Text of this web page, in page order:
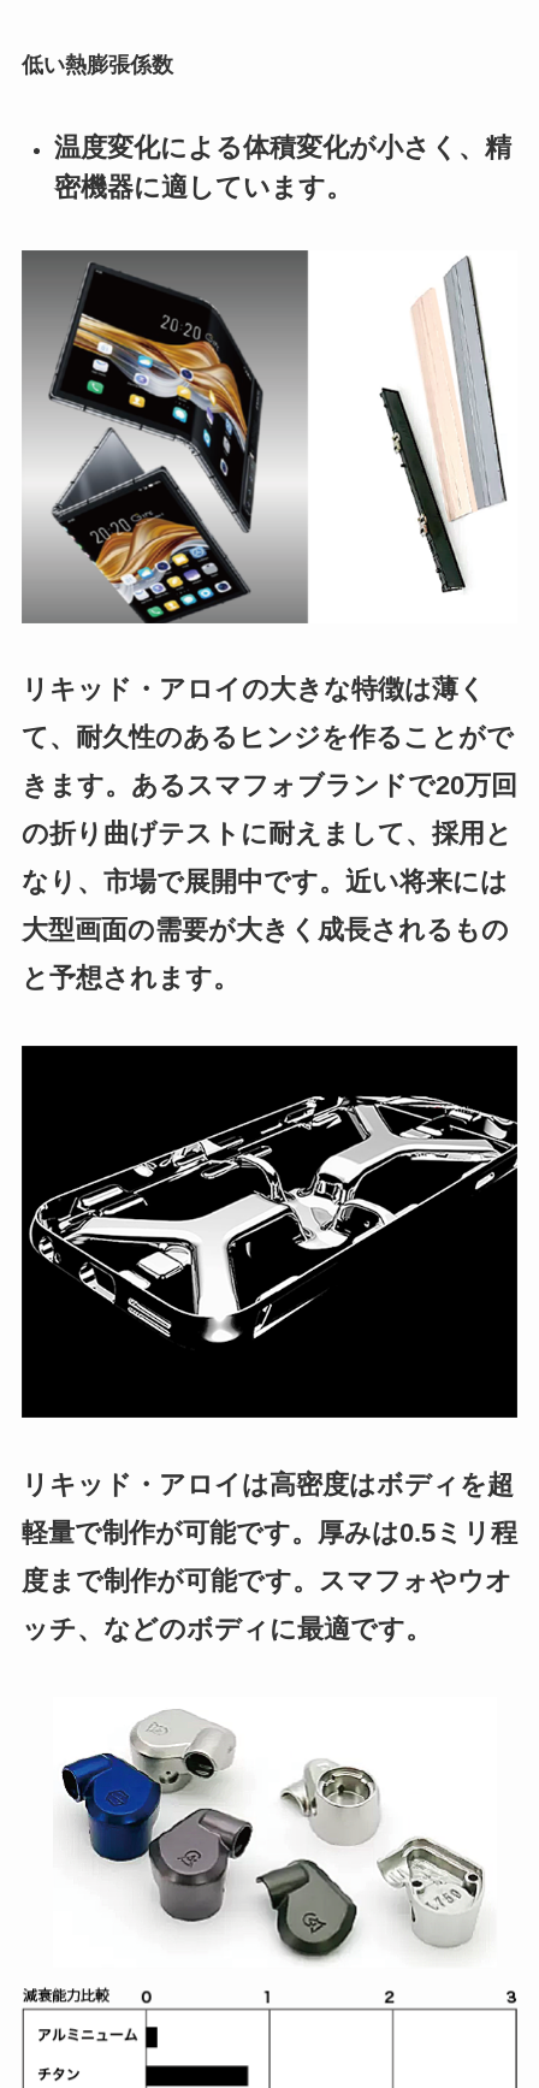
低い熱膨張係数
温度変化による体積変化が小さく、精
密機器に適しています。
リキッド・アロイの大きな特徴は薄く
て、耐久性のあるヒンジを作ることがで
きます。あるスマフォブランドで20万回
の折り曲げテストに耐えまして、採用と
なり、市場で展開中です。近い将来には
大型画面の需要が大きく成長されるもの
と予想されます。
リキッド・アロイは高密度はボディを超
軽量で制作が可能です。厚みは0.5ミリ程
度まで制作が可能です。スマフォやウオ
ッチ、などのボディに最適です。